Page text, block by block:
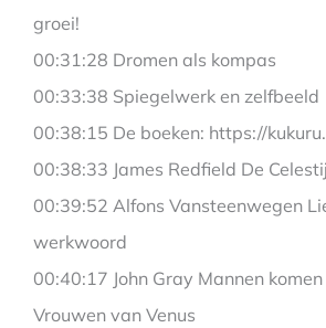
groei!
00:31:28 Dromen als kompas
00:33:38 Spiegelwerk en zelfbeeld
00:38:15 De boeken: https://
00:38:33 James Redfield De
00:39:52 Alfons Vansteenwegen
werkwoord
00:40:17 John Gray Mannen
Vrouwen van Venus